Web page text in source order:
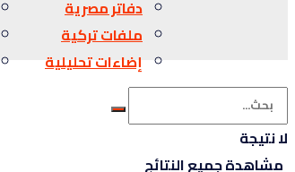
دفاتر مصرية
ملفات تركية
إضاءات تحليلية
لا نتيجة
مشاهدة جميع النتائج